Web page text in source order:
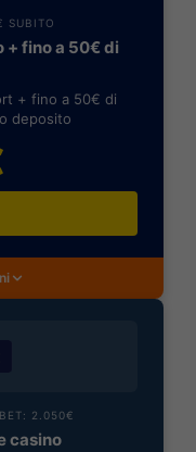
SUBITO
+ fino a 50€ di
+ fino a 50€ di
deposito
2.050€
casino